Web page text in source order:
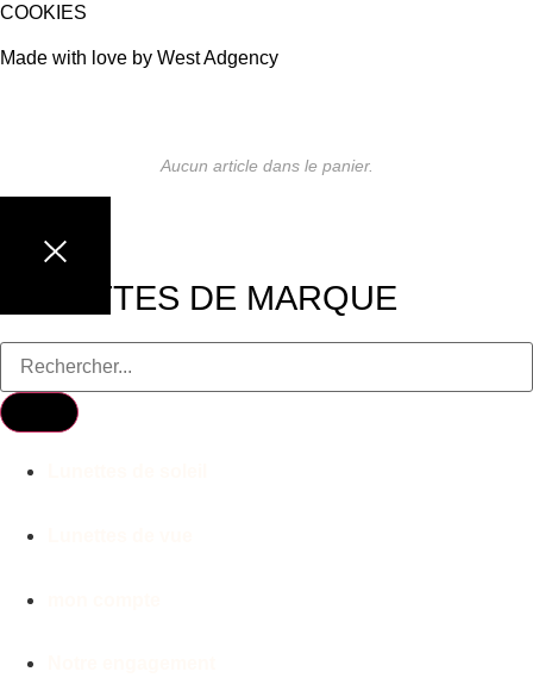
COOKIES
Made with love by West Adgency
Aucun article dans le panier.
LUNETTES DE MARQUE